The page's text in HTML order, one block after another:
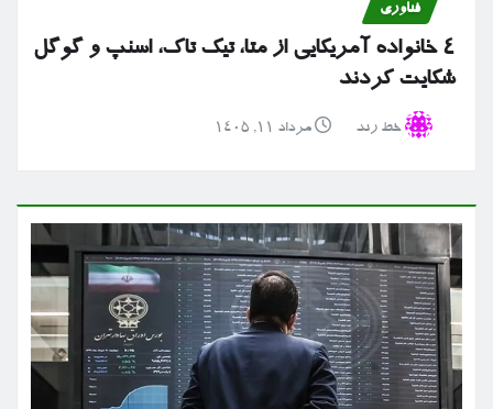
فناوری
۴ خانواده آمریکایی از متا، تیک تاک، اسنپ و گوگل
شکایت کردند
خط رند مرداد ۱۱, ۱۴۰۵